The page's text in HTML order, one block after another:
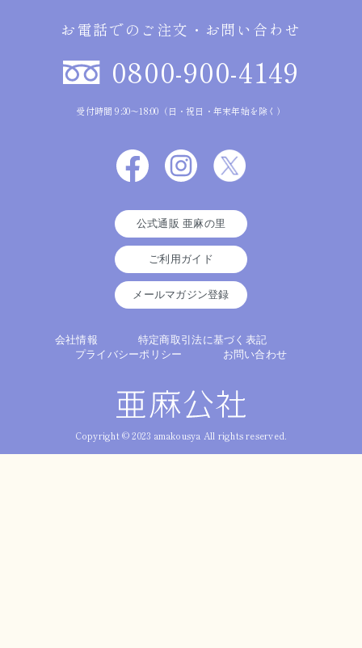
お電話でのご注文・お問い合わせ
0800-900-4149
受付時間 9:30～18:00（日・祝日・年末年始を除く）
公式通販 亜麻の里
ご利用ガイド
メールマガジン登録
会社情報
特定商取引法に基づく表記
プライバシーポリシー
お問い合わせ
Copyright © 2023 amakousya All rights reserved.